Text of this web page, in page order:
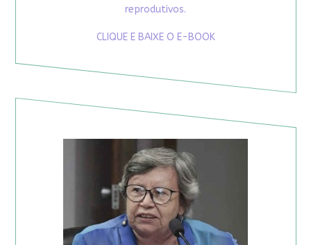
reprodutivos.
CLIQUE E BAIXE O E-BOOK